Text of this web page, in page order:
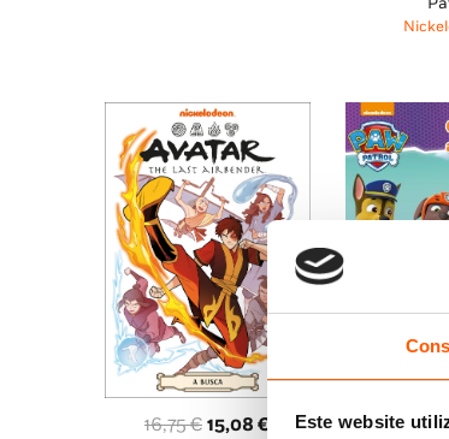
Este website
16,75€ O
15,08 €
8,85€
Gatinha a